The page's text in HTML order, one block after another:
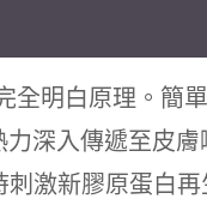
全明白原理。簡
深入傳遞至皮膚
激新膠原蛋白